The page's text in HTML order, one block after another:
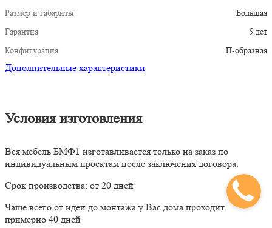
Размер и габариты
Большая
Гарантия
5 лет
Конфигурация
П-образная
Дополнительные характеристики
Условия изготовления
Вся мебель БМФ1 изготавливается только на заказ по
индивидуальным проектам после заключения договора.
Срок производства: от 20 дней
Чаще всего от идеи до монтажа у Вас дома проходит
примерно 40 дней